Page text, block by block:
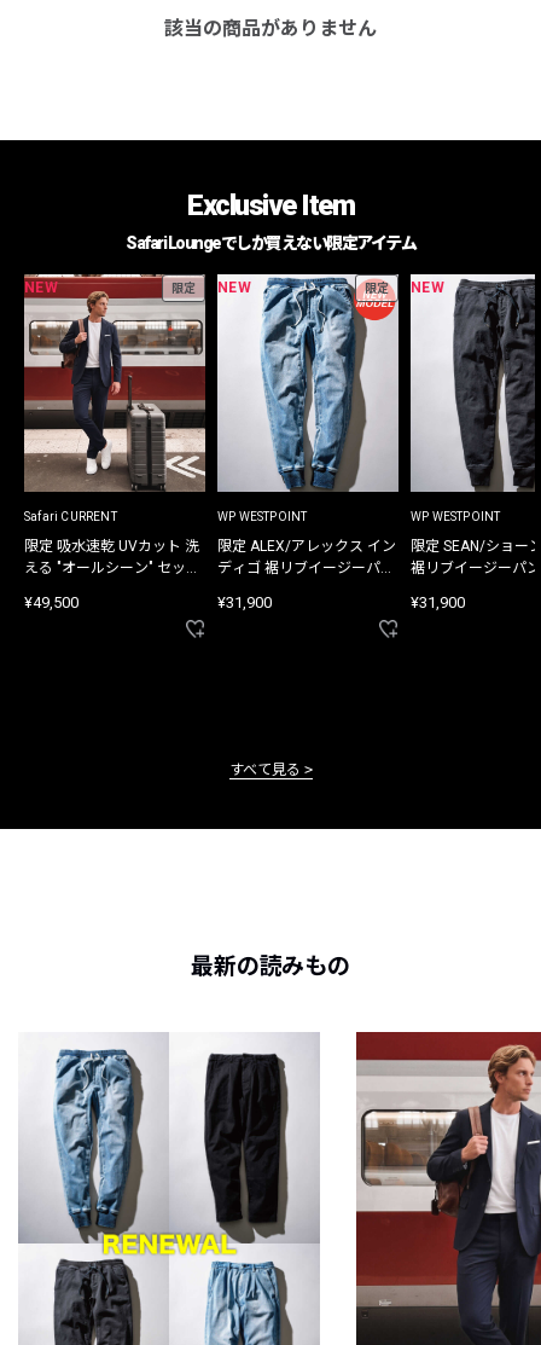
該当の商品がありません
Exclusive Item
Safari Loungeでしか買えない限定アイテム
NEW 限定
Safari CURRENT
限定 吸水速乾 UVカット 洗
える "オールシーン" セット
¥49,500
NEW 限定
WP WESTPOINT
限定 ALEX/アレックス イン
ディゴ 裾リブイージーパン
¥31,900
NEW
WP WESTPOINT
限定 SEAN/ショー
裾リブイージーパ
¥31,900
すべて見る
最新の読みもの